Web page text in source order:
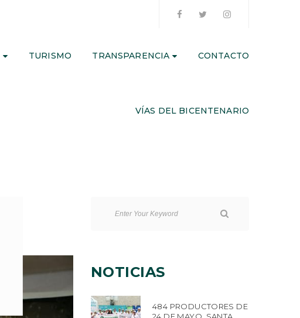
TURISMO TRANSPARENCIA CONTACTO
VÍAS DEL BICENTENARIO
NOTICIAS
484 PRODUCTORES DE
24 DE MAYO, SANTA